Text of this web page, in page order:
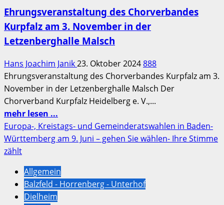
3.
November
in
Letzenberghalle
Malsch
Ehrungsveranstaltung des Chorverbandes
Kurpfalz am 3. November in der
Letzenberghalle Malsch
Hans Joachim Janik23. Oktober 2024888
Ehrungsveranstaltung des Chorverbandes Kurpfalz am 3.
November in der Letzenberghalle Malsch Der
Chorverband Kurpfalz Heidelberg e. V.,...
mehr lesen ...
Informationen
über
Chorverbandes
Kurpfalz
Europa-, Kreistags- und Gemeinderatswahlen in Baden-
Württemberg am 9. Juni – gehen Sie wählen- Ihre Stimme
zählt
Allgemein
Balzfeld - Horrenberg - Unterhof
Dielheim